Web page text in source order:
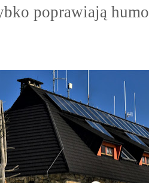
poprawiają